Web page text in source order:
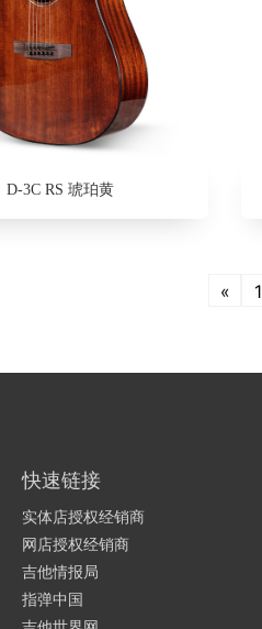
D-3C RS 琥珀黄
« 1
快速链接
实体店授权经销商
网店授权经销商
吉他情报局
指弹中国